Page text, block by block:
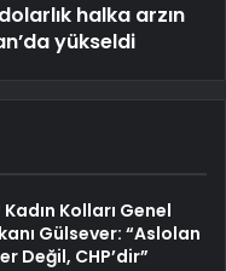
halka arzın
yükseldi
Kadın Kolları Genel
Gülsever: “Aslolan
Değil, CHP’dir”